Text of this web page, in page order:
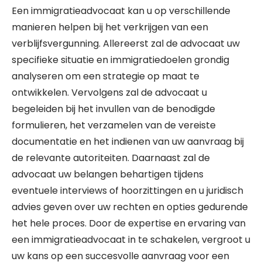
Een immigratieadvocaat kan u op verschillende
manieren helpen bij het verkrijgen van een
verblijfsvergunning. Allereerst zal de advocaat uw
specifieke situatie en immigratiedoelen grondig
analyseren om een strategie op maat te
ontwikkelen. Vervolgens zal de advocaat u
begeleiden bij het invullen van de benodigde
formulieren, het verzamelen van de vereiste
documentatie en het indienen van uw aanvraag bij
de relevante autoriteiten. Daarnaast zal de
advocaat uw belangen behartigen tijdens
eventuele interviews of hoorzittingen en u juridisch
advies geven over uw rechten en opties gedurende
het hele proces. Door de expertise en ervaring van
een immigratieadvocaat in te schakelen, vergroot u
uw kans op een succesvolle aanvraag voor een